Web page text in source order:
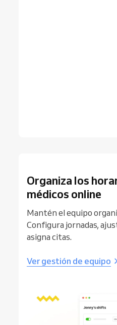
Organiza los
médicos online
Mantén el equipo
Configura jornadas,
asigna citas.
Ver gestión de equipo